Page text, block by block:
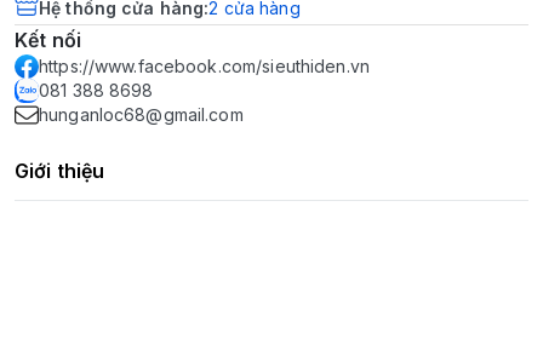
Hệ thống cửa hàng:2 cửa hàng
Kết nối
https://www.facebook.com/sieuthiden.vn
081 388 8698
hunganloc68@gmail.com
Giới thiệu